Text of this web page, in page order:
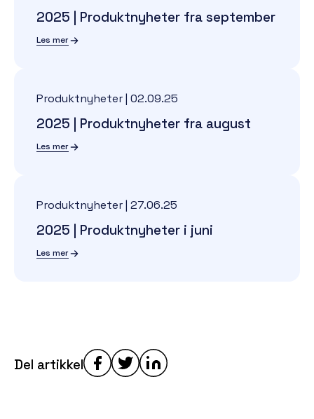
2025 | Produktnyheter fra september
Les mer
Produktnyheter| 02.09.25
2025 | Produktnyheter fra august
Les mer
Produktnyheter| 27.06.25
2025 | Produktnyheter i juni
Les mer
Del artikkel